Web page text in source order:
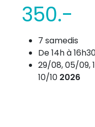
350.-
7 samedis
De 14h à
29/08, 05/09,
10/10 2026